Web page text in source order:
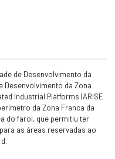
de Desenvolvimento da
Desenvolvimento da Zona
Industrial Platforms (ARISE
da Zona Franca da
do farol, que permitiu ter
as áreas reservadas ao